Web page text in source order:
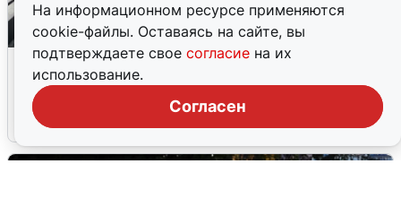
На информационном ресурсе применяются
cookie-файлы. Оставаясь на сайте, вы
подтверждаете свое согласие на их
использование.
Согласен
В Сочи объявили угрозу атаки БПЛА и
закрыли пляжи
6 августа